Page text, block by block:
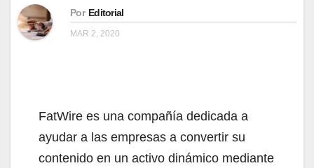
Por Editorial
MAR 2, 2020
FatWire es una compañía dedicada a
ayudar a las empresas a convertir su
contenido en un activo dinámico mediante